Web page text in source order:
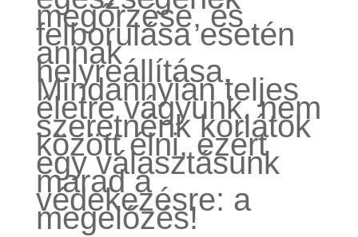
megőrzése, és
felborulása esetén
annak
helyreállítása.
Mindannyian teljes
életre vágyunk, nem
szeretnénk korlátok
között élni, ezért
egy választásunk
marad a
védekezésre: a
megelőzés!